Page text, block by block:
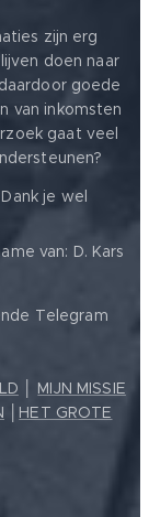
zijn erg
doen naar
goede
van inkomsten
gaat veel
je wel
van: D. Kars
Telegram
MIJN MISSIE
HET GROTE